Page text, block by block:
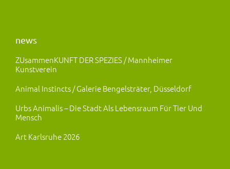
news
ZUsammenKUNFT DER SPEZIES / Mannheimer
Kunstverein
Animal Instincts / Galerie Bengelsträter, Düsseldorf
Urbs Animalis – Die Stadt Als Lebensraum Für Tier Und
Mensch
Art Karlsruhe 2026